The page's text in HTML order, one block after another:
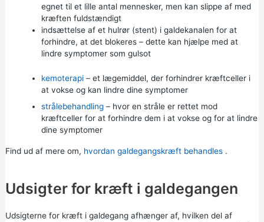
egnet til et lille antal mennesker, men kan slippe af med
kræften fuldstændigt
indsættelse af et hulrør (stent) i galdekanalen for at
forhindre, at det blokeres – dette kan hjælpe med at
lindre symptomer som gulsot
kemoterapi– et lægemiddel, der forhindrer kræftceller i
at vokse og kan lindre dine symptomer
strålebehandling– hvor en stråle er rettet mod
kræftceller for at forhindre dem i at vokse og for at lindre
dine symptomer
Find ud af mere om, hvordan galdegangskræft behandles.
Udsigter for kræft i galdegangen
Udsigterne for kræft i galdegang afhænger af, hvilken del af